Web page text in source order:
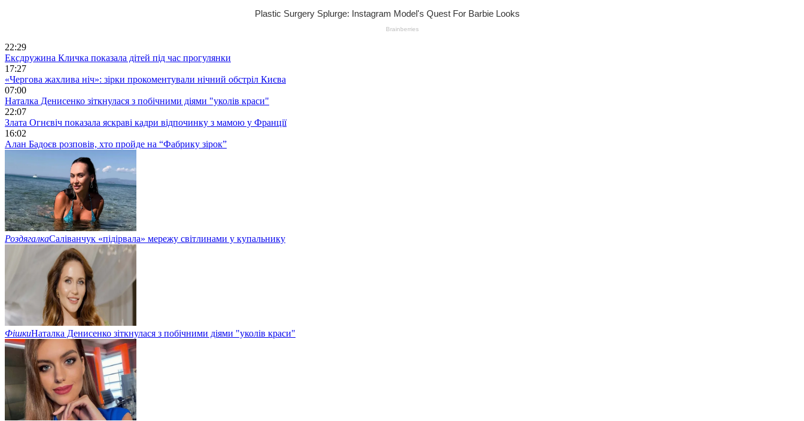
22:29
Ексдружина Кличка показала дітей під час прогулянки
17:27
«Чергова жахлива ніч»: зірки прокоментували нічний обстріл Києва
07:00
Наталка Денисенко зіткнулася з побічними діями "уколів краси"
22:07
Злата Огнєвіч показала яскраві кадри відпочинку з мамою у Франції
16:02
Алан Бадоєв розповів, хто пройде на “Фабрику зірок”
РоздягалкаСаліванчук «підірвала» мережу світлинами у купальнику
ФішкиНаталка Денисенко зіткнулася з побічними діями "уколів краси"